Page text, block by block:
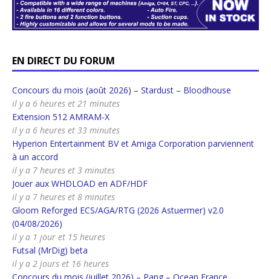
EN DIRECT DU FORUM
Concours du mois (août 2026) – Stardust – Bloodhouse
il y a 6 heures et 21 minutes
Extension 512 AMRAM-X
il y a 6 heures et 33 minutes
Hyperion Entertainment BV et Amiga Corporation parviennent
à un accord
il y a 7 heures et 3 minutes
Jouer aux WHDLOAD en ADF/HDF
il y a 7 heures et 8 minutes
Gloom Reforged ECS/AGA/RTG (2026 Astuermer) v2.0
(04/08/2026)
il y a 1 jour et 15 heures
Futsal (MrDig) beta
il y a 2 jours et 16 heures